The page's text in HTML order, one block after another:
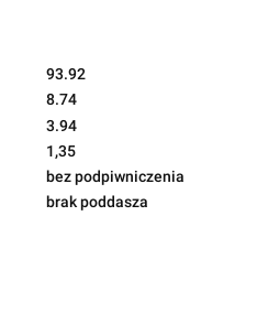
93.92
8.74
3.94
1,35
bez podpiwniczenia
brak poddasza